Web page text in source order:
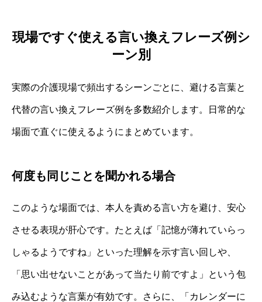
現場ですぐ使える言い換えフレーズ例シ
ーン別
実際の介護現場で頻出するシーンごとに、避ける言葉と
代替の言い換えフレーズ例を多数紹介します。日常的な
場面で直ぐに使えるようにまとめています。
何度も同じことを聞かれる場合
このような場面では、本人を責める言い方を避け、安心
させる表現が肝心です。たとえば「記憶が薄れていらっ
しゃるようですね」といった理解を示す言い回しや、
「思い出せないことがあって当たり前ですよ」という包
み込むような言葉が有効です。さらに、「カレンダーに